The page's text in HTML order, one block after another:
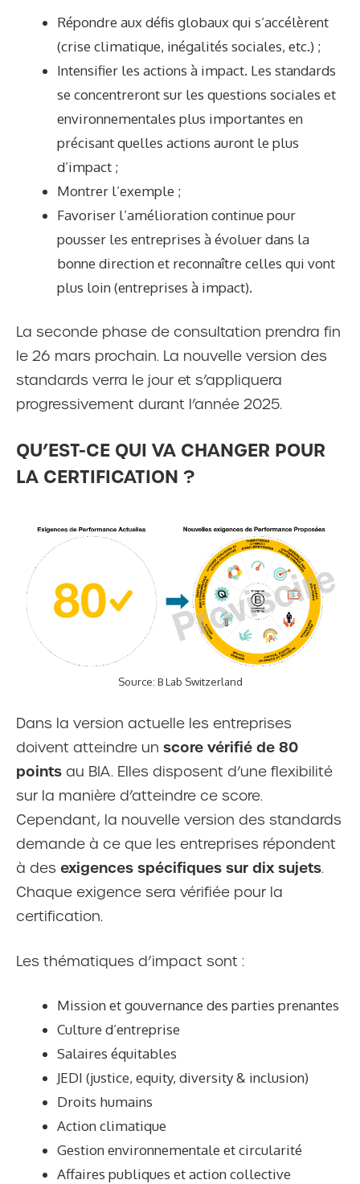
Répondre aux défis globaux qui s’accélèrent
(crise climatique, inégalités sociales, etc.) ;
Intensifier les actions à impact. Les standards
se concentreront sur les questions sociales et
environnementales plus importantes en
précisant quelles actions auront le plus
d’impact ;
Montrer l’exemple ;
Favoriser l’amélioration continue pour
pousser les entreprises à évoluer dans la
bonne direction et reconnaître celles qui vont
plus loin (entreprises à impact).
La seconde phase de consultation prendra fin
le 26 mars prochain. La nouvelle version des
standards verra le jour et s’appliquera
progressivement durant l’année 2025.
QU’EST-CE QUI VA CHANGER POUR
LA CERTIFICATION ?
Source: B Lab Switzerland
Dans la version actuelle les entreprises
doivent atteindre un score vérifié de 80
points au BIA. Elles disposent d’une flexibilité
sur la manière d’atteindre ce score.
Cependant, la nouvelle version des standards
demande à ce que les entreprises répondent
à des exigences spécifiques sur dix sujets.
Chaque exigence sera vérifiée pour la
certification.
Les thématiques d’impact sont :
Mission et gouvernance des parties prenantes
Culture d’entreprise
Salaires équitables
JEDI (justice, equity, diversity & inclusion)
Droits humains
Action climatique
Gestion environnementale et circularité
Affaires publiques et action collective